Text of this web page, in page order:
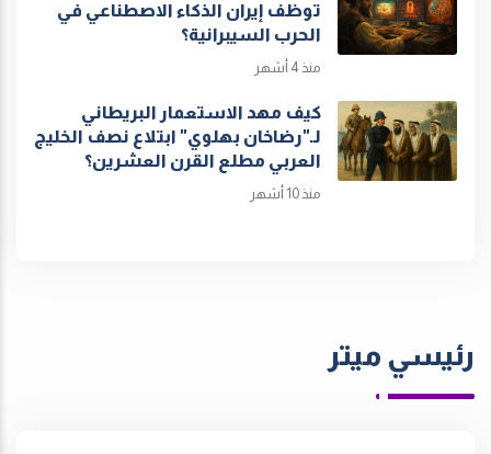
توظف إيران الذكاء الاصطناعي في
الحرب السيبرانية؟
منذ 4 أشهر
كيف مهد الاستعمار البريطاني
لـ"رضاخان بهلوي" ابتلاع نصف الخليج
العربي مطلع القرن العشرين؟
منذ 10 أشهر
رئيسي ميتر